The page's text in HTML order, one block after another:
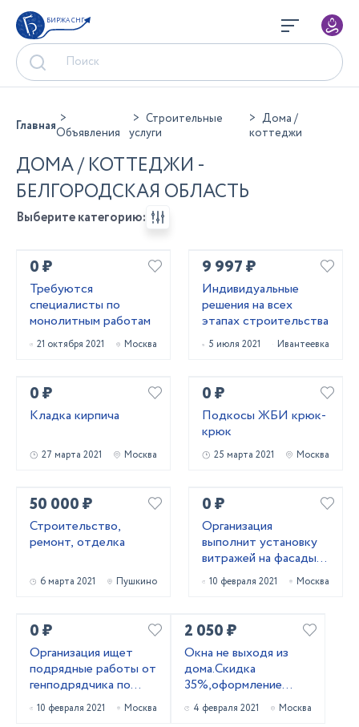
БИРЖА СНГ
ГлавнаяОбъявления
Строительные
услуги
Дома /
коттеджи
ДОМА / КОТТЕДЖИ -
БЕЛГОРОДСКАЯ ОБЛАСТЬ
Выберите категорию:
0 ₽
Требуются
специалисты по
монолитным работам
21 октября 2021 Москва
9 997 ₽
Индивидуальные
решения на всех
этапах строительства
5 июля 2021 Ивантеевка
0 ₽
Кладка кирпича
27 марта 2021 Москва
0 ₽
Подкосы ЖБИ крюк-
крюк
25 марта 2021 Москва
50 000 ₽
Строительство,
ремонт, отделка
6 марта 2021 Пушкино
0 ₽
Организация
выполнит установку
витражей на фасады
зданий и сооружений.
10 февраля 2021 Москва
0 ₽
Организация ищет
подрядные работы от
генподрядчика по
моннолитному
домостроению
10 февраля 2021 Москва
2 050 ₽
Окна не выходя из
дома.Скидка
35%,оформление
заказа на дому!
Гарантия!!!
4 февраля 2021 Москва